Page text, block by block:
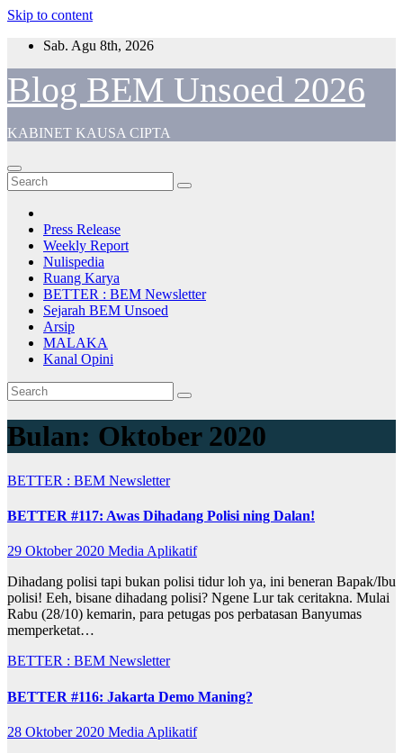
Skip to content
Sab. Agu 8th, 2026
Blog BEM Unsoed 2026
KABINET KAUSA CIPTA
Press Release
Weekly Report
Nulispedia
Ruang Karya
BETTER : BEM Newsletter
Sejarah BEM Unsoed
Arsip
MALAKA
Kanal Opini
Bulan: Oktober 2020
BETTER : BEM Newsletter
BETTER #117: Awas Dihadang Polisi ning Dalan!
29 Oktober 2020 Media Aplikatif
Dihadang polisi tapi bukan polisi tidur loh ya, ini beneran Bapak/Ibu
polisi! Eeh, bisane dihadang polisi? Ngene Lur tak ceritakna. Mulai
Rabu (28/10) kemarin, para petugas pos perbatasan Banyumas
memperketat…
BETTER : BEM Newsletter
BETTER #116: Jakarta Demo Maning?
28 Oktober 2020 Media Aplikatif